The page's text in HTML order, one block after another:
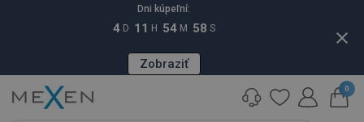
Dni kúpeľní:
4 D 11 H 54 M 57 S
Zobraziť
close
0